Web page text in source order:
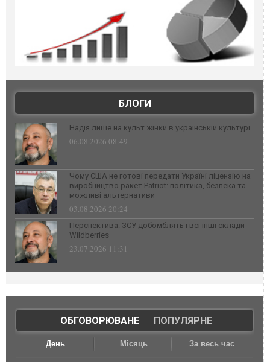
БЛОГИ
Надія лише на культ жінки в українській культурі
06.08.2026 08:49
Чому США не готові передати Україні ліцензію на
виробництво ракет Patriot: політика, безпека та
можливі альтернативи
03.08.2026 20:24
Перспектива: ЗСУ добомблять і всі інші склади
Wildberries
23.07.2026 11:31
ОБГОВОРЮВАНЕ| ПОПУЛЯРНЕ
День Місяць За весь час